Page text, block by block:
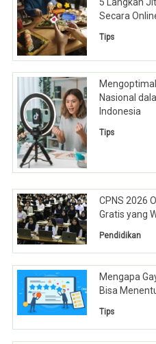
5 Langkah
Secara
Tips
Nasional
Indonesia
Tips
CPNS 2026
Gratis yang
Pendidikan
Mengapa
Bisa
Tips